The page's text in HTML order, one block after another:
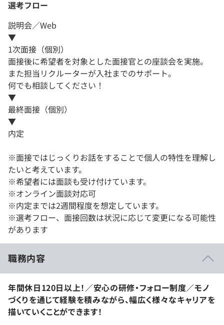
選考フロー
説明会／Web
▼
1次面接（個別）
面接後に希望者を対象とした面接官との座談会を実施。
また担当リクルーターが入社までのサポート。
何でも相談してください！
▼
最終面接（個別）
▼
内定
※面接ではじっくりお話をすることで個人の特性を理解し
たいと考えています。
※希望者には面談も受け付けています。
※オンライン面談対応可
※内定までは2週間程度を想定しています。
※選考フロー、面接回数は状況に応じて変更になる可能性
があります
職務内容
年間休日120日以上！／安心の研修・フォロー制度／モノ
づくりを通じて経験を積みながら、幅広く様々なキャリアを
描いていくことができます！